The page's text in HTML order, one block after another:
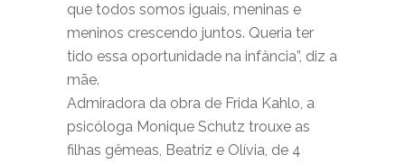
que todos somos iguais, meninas e
meninos crescendo juntos. Queria ter
tido essa oportunidade na infância”, diz a
mãe.
Admiradora da obra de Frida Kahlo, a
psicóloga Monique Schutz trouxe as
filhas gêmeas, Beatriz e Olívia, de 4